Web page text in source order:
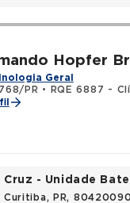
Hopfer
Geral
PR • RQE 6887 -
- Unidade Batel
PR,